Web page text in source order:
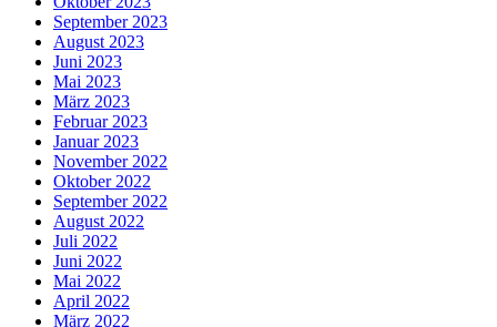
September 2023
August 2023
Juni 2023
Mai 2023
März 2023
Februar 2023
Januar 2023
November 2022
Oktober 2022
September 2022
August 2022
Juli 2022
Juni 2022
Mai 2022
April 2022
März 2022